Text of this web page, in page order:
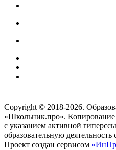
Copyright © 2018-2026.
«Школьник.про». Копирование
с указанием активной
образовательную
Проект создан сервисом